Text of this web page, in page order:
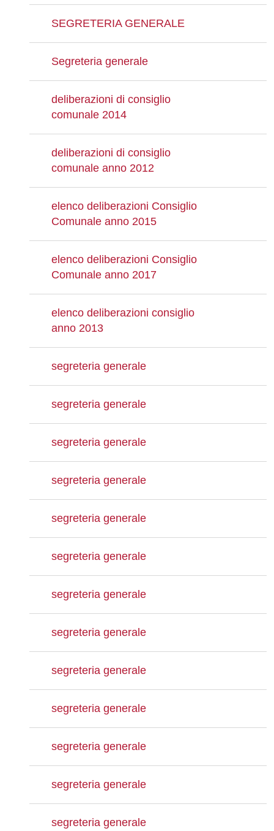
SEGRETERIA GENERALE
Segreteria generale
deliberazioni di consiglio
comunale 2014
deliberazioni di consiglio
comunale anno 2012
elenco deliberazioni Consiglio
Comunale anno 2015
elenco deliberazioni Consiglio
Comunale anno 2017
elenco deliberazioni consiglio
anno 2013
segreteria generale
segreteria generale
segreteria generale
segreteria generale
segreteria generale
segreteria generale
segreteria generale
segreteria generale
segreteria generale
segreteria generale
segreteria generale
segreteria generale
segreteria generale